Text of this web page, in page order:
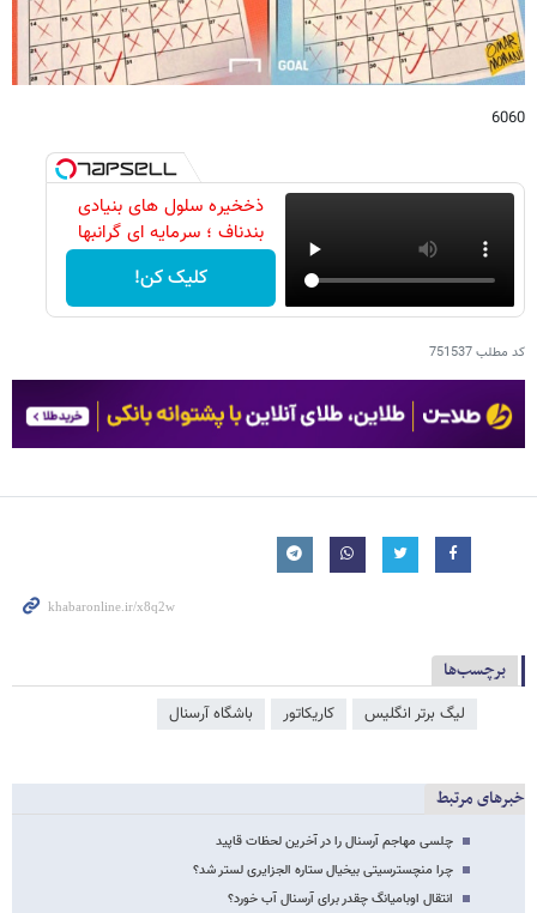
6060
ذخخیره سلول های بنیادی
بندناف ؛ سرمایه ای گرانبها
کلیک کن!
کد مطلب751537
برچسب‌ها
لیگ برتر انگلیس کاریکاتور باشگاه آرسنال
خبرهای مرتبط
چلسی مهاجم آرسنال را در آخرین لحظات قاپید
چرا منچسترسیتی بیخیال ستاره الجزایری لستر شد؟
انتقال اوبامیانگ چقدر برای آرسنال آب خورد؟